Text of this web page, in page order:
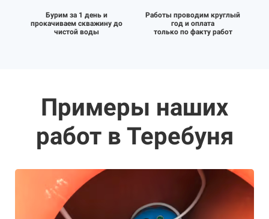
Бурим за 1 день и
прокачиваем скважину до
чистой воды
Работы проводим круглый
год и оплата
только по факту работ
Примеры наших
работ в Теребуня